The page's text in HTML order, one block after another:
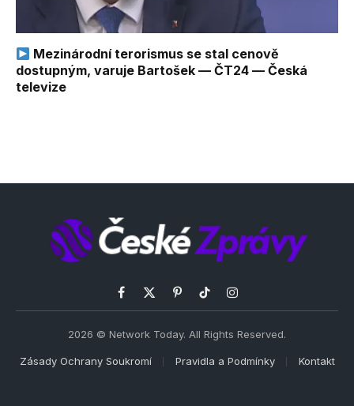
Mezinárodní terorismus se stal cenově
dostupným, varuje Bartošek — ČT24 — Česká
televize
Facebook
X
PinterestTikTokInstagram
2026 © Network Today. All Rights Reserved.
Zásady Ochrany Soukromí Pravidla a Podmínky Kontakt